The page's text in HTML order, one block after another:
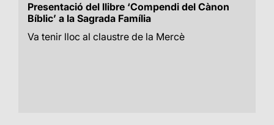
Presentació del llibre ‘Compendi del Cànon
Bíblic’ a la Sagrada Família
Va tenir lloc al claustre de la Mercè